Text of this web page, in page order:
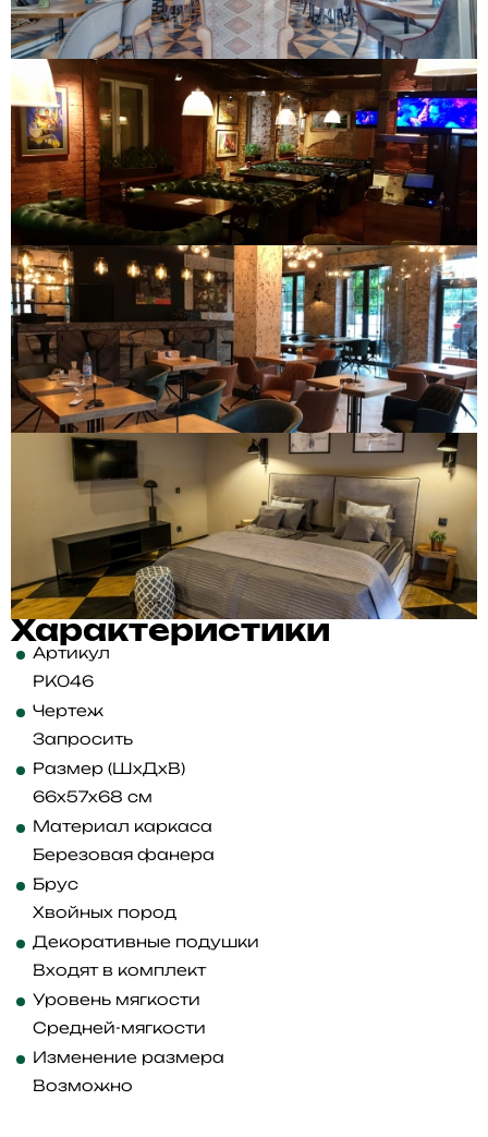
Характеристики
Артикул
PK046
Чертеж
Запросить
Размер (ШхДхВ)
66x57x68 см
Материал каркаса
Березовая фанера
Брус
Хвойных пород
Декоративные подушки
Входят в комплект
Уровень мягкости
Средней-мягкости
Изменение размера
Возможно